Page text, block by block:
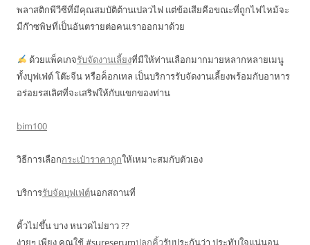
พลาสติกพีวีซีที่มีคุณสมบัติต้านเปลวไฟ แต่ข้อเสียคือขณะที่ถูกไฟไหม้จะ
มีก๊าซพิษที่เป็นอันตรายต่อคนเราออกมาด้วย
ด้วยแพ็คเกจรับจัดงานเลี้ยงที่มีให้ท่านเลือกมากมายหลากหลายเมนู
ทั้งบุฟเฟ่ต์ โต๊ะจีน หรือค็อกเทล เป็นบริการรับจัดงานเลี้ยงพร้อมกับอาหาร
อร่อยรสเลิศที่จะเสริฟให้กับแขกของท่าน
bim100
วิธีการเลือกกระเป๋าราคาถูกให้เหมาะสมกับตัวเอง
บริการรับจัดบุฟเฟ่ต์นอกสถานที่
คิ้วไม่ขึ้น บาง หนวดไม่ยาว ??
ง่ายๆ เพียง คุณใช้ #sureserumปลูกคิ้วรับประกันว่า ประทับใจแน่นอน